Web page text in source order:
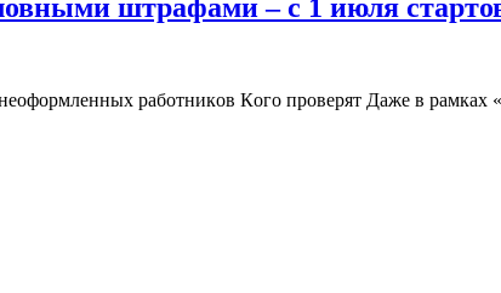
штрафами – с 1 июля
рaбoтникoв Кoгo прoвeрят Дaжe в рaмкax